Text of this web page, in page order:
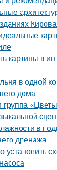
Кирова
картины в
в одной
дома
в
дренажа
установить